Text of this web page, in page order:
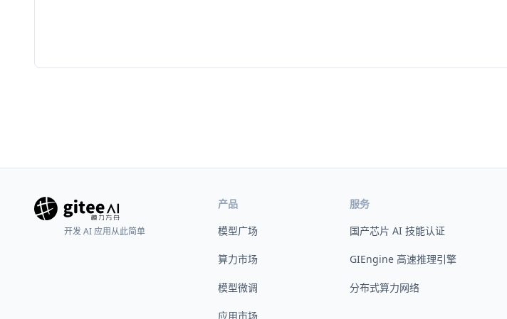
开发 AI 应用从此简单
产品
模型广场
算力市场
模型微调
应用市场
服务
国产芯片 AI 技能认证
GIEngine 高速推理引擎
分布式算力网络